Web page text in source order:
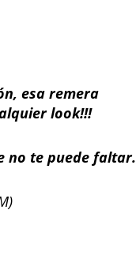
esa remera
look!!!
no te puede faltar.